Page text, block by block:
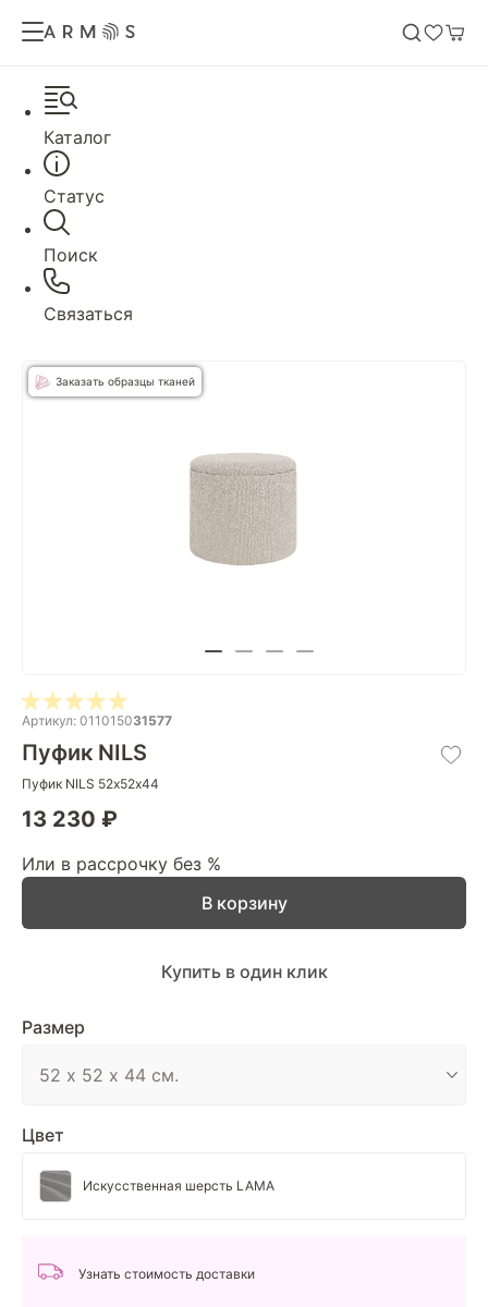
Каталог
Статус
Поиск
Связаться
Заказать образцы тканей
Артикул: 011015031577
Пуфик NILS
Пуфик NILS 52х52х44
13 230 ₽
Или в рассрочку без %
Размер
Цвет
Искусственная шерсть LAMA
В корзину
Купить в один клик
Узнать стоимость доставки